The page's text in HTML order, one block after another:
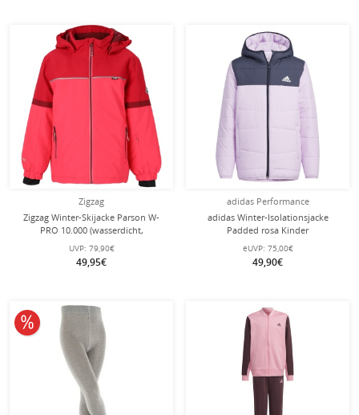
Zigzag
Zigzag Winter-Skijacke Parson W-
PRO 10.000 (wasserdicht,
atmungsaktiv) crimsonrot Kinder
UVP: 79,90€
49,95€
adidas Performance
adidas Winter-Isolationsjacke
Padded rosa Kinder
eUVP: 75,00€
49,90€
10% reduziert